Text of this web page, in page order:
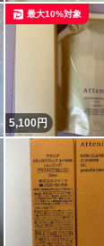
いいね！
5,100円
最大10%対象